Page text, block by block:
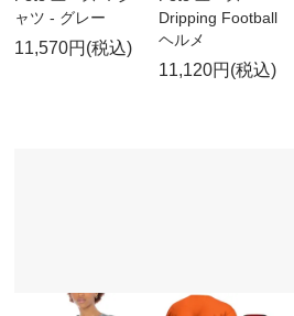
ャツ - グレー
11,570円(税込)
Dripping Football
ヘルメ
11,120円(税込)